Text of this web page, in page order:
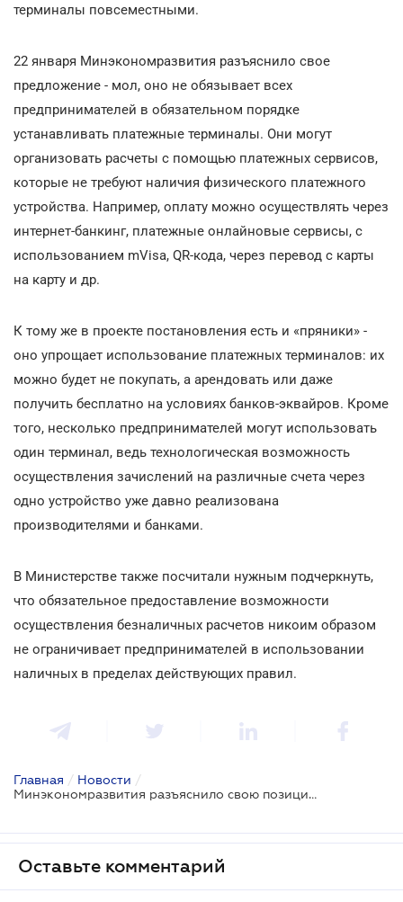
терминалы повсеместными.
22 января Минэкономразвития разъяснило свое
предложение - мол, оно не обязывает всех
предпринимателей в обязательном порядке
устанавливать платежные терминалы. Они могут
организовать расчеты с помощью платежных сервисов,
которые не требуют наличия физического платежного
устройства. Например, оплату можно осуществлять через
интернет-банкинг, платежные онлайновые сервисы, с
использованием mVisa, QR-кода, через перевод с карты
на карту и др.
К тому же в проекте постановления есть и «пряники» -
оно упрощает использование платежных терминалов: их
можно будет не покупать, а арендовать или даже
получить бесплатно на условиях банков-эквайров. Кроме
того, несколько предпринимателей могут использовать
один терминал, ведь технологическая возможность
осуществления зачислений на различные счета через
одно устройство уже давно реализована
производителями и банками.
В Министерстве также посчитали нужным подчеркнуть,
что обязательное предоставление возможности
осуществления безналичных расчетов никоим образом
не ограничивает предпринимателей в использовании
наличных в пределах действующих правил.
Главная / Новости /
Минэкономразвития разъяснило свою позицию по поводу «обязательности платежных терминалов»
Оставьте комментарий